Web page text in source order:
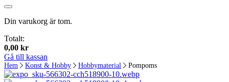
Din varukorg är tom.
Totalt:
0,00 kr
Gå till kassan
Hem Konst & Hobby Hobbymaterial Pompoms